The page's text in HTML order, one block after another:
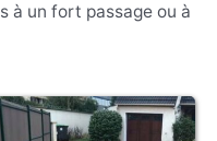
à un fort passage ou à